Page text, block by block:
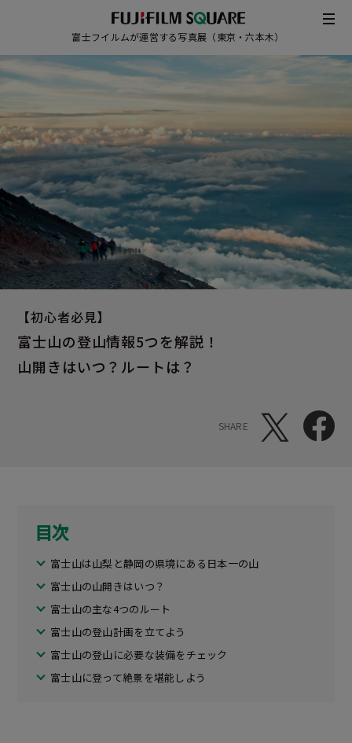
富士フイルムが運営する写真展（東京・六本木）
【初心者必見】
富士山の登山情報5つを解説！
山開きはいつ？ルートは？
SHARE
目次
富士山は山梨と静岡の県境にある日本一の山
富士山の山開きはいつ？
富士山の主な4つのルート
富士山の登山計画を立てよう
富士山の登山に必要な装備をチェック
富士山に登って絶景を堪能しよう